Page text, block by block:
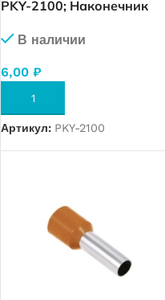
PKY-2100; Наконечник
кв. (слоновой кости), упак.
В наличии
6,00 ₽
В КОРЗИНУ
Артикул: PKY-2100